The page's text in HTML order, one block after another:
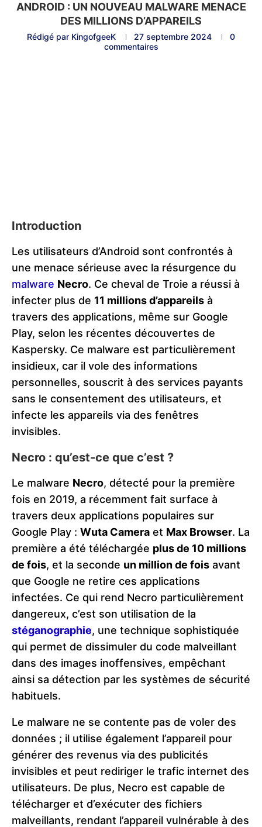
ANDROID : UN NOUVEAU MALWARE MENACE
DES MILLIONS D’APPAREILS
Rédigé par KingofgeeK 27 septembre 2024
0
commentaires
Introduction
Les utilisateurs d’Android sont confrontés à
une menace sérieuse avec la résurgence du
malware Necro. Ce cheval de Troie a réussi à
infecter plus de 11 millions d’appareils à
travers des applications, même sur Google
Play, selon les récentes découvertes de
Kaspersky. Ce malware est particulièrement
insidieux, car il vole des informations
personnelles, souscrit à des services payants
sans le consentement des utilisateurs, et
infecte les appareils via des fenêtres
invisibles.
Necro : qu’est-ce que c’est ?
Le malware Necro, détecté pour la première
fois en 2019, a récemment fait surface à
travers deux applications populaires sur
Google Play : Wuta Camera et Max Browser. La
première a été téléchargée plus de 10 millions
de fois, et la seconde un million de fois avant
que Google ne retire ces applications
infectées. Ce qui rend Necro particulièrement
dangereux, c’est son utilisation de la
stéganographie, une technique sophistiquée
qui permet de dissimuler du code malveillant
dans des images inoffensives, empêchant
ainsi sa détection par les systèmes de sécurité
habituels.
Le malware ne se contente pas de voler des
données ; il utilise également l’appareil pour
générer des revenus via des publicités
invisibles et peut rediriger le trafic internet des
utilisateurs. De plus, Necro est capable de
télécharger et d’exécuter des fichiers
malveillants, rendant l’appareil vulnérable à des